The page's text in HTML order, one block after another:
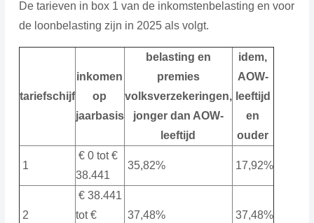
De tarieven in box 1 van de inkomstenbelasting en voor
de loonbelasting zijn in 2025 als volgt.
tariefschijf
inkomen
op
jaarbasis
belasting en
premies
volksverzekeringen,
jonger dan AOW-
leeftijd
idem,
AOW-
leeftijd
en
ouder
1
€ 0 tot €
38.441
35,82% 17,92%
2
€ 38.441
tot €
37,48% 37,48%